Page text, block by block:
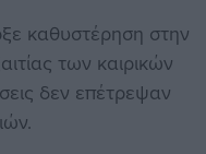
καθυστέρηση στην
των καιρικών
δεν επέτρεψαν